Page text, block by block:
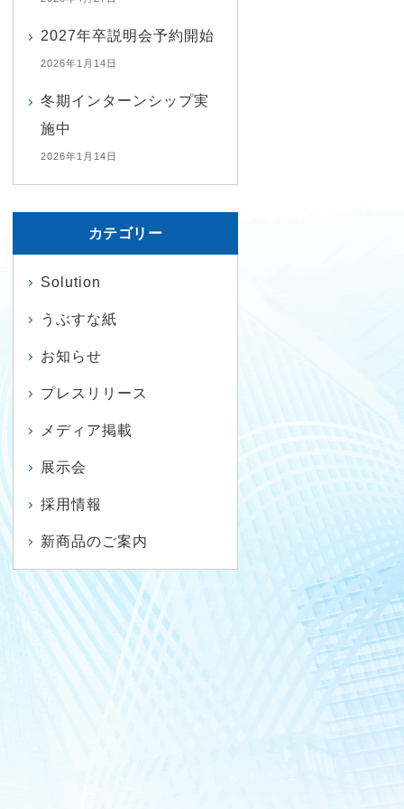
2027年卒説明会予約開始
2026年1月14日
冬期インターンシップ実
施中
2026年1月14日
カテゴリー
Solution
うぶすな紙
お知らせ
プレスリリース
メディア掲載
展示会
採用情報
新商品のご案内